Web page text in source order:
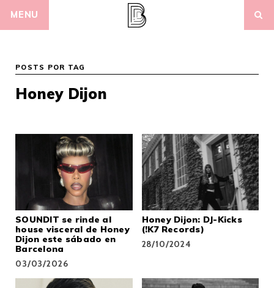
MENU
POSTS POR TAG
Honey Dijon
SOUNDIT se rinde al
house visceral de Honey
Dijon este sábado en
Barcelona
03/03/2026
Honey Dijon: DJ-Kicks
(!K7 Records)
28/10/2024